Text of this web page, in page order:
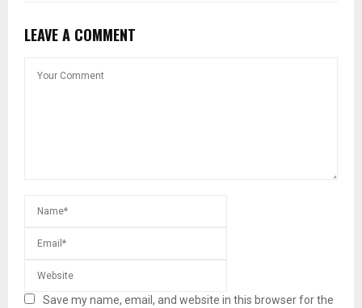
LEAVE A COMMENT
Save my name, email, and website in this browser for the